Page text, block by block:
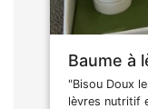
Baume à
"Bisou Doux
lèvres nutritif